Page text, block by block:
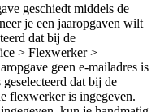
geschiedt middels de
je een jaaropgaven wilt
dat bij de
> Flexwerker >
geen e-mailadres is
dat bij de
flexwerker is ingegeven.